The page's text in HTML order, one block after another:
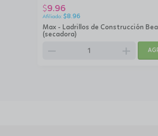
Max - Ladrillos de Construcción
(secadora)
$9.96
$8.96
remove add